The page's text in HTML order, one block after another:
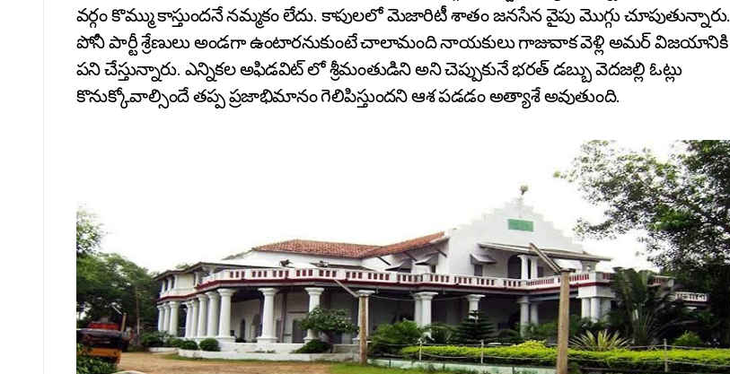
వర్గం కొమ్ము కాస్తుందనే నమ్మకం లేదు. కాపులలో మెజారిటీ శాతం జనసేన వైపు మొగ్గు చూపుతున్నారు.
పోనీ పార్టీ శ్రేణులు అండగా ఉంటారనుకుంటే చాలామంది నాయకులు గాజువాక వెళ్లి అమర్ విజయానికి
పని చేస్తున్నారు. ఎన్నికల అఫిడవిట్ లో శ్రీమంతుడిని అని చెప్పుకునే భరత్ డబ్బు వెదజల్లి ఓట్లు
కొనుక్కోవాల్సిందే తప్ప ప్రజాభిమానం గెలిపిస్తుందని ఆశ పడడం అత్యాశే అవుతుంది.